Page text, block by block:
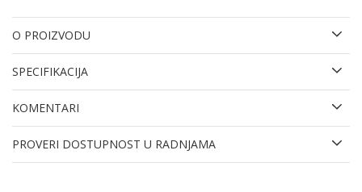
O PROIZVODU
SPECIFIKACIJA
KOMENTARI
PROVERI DOSTUPNOST U RADNJAMA